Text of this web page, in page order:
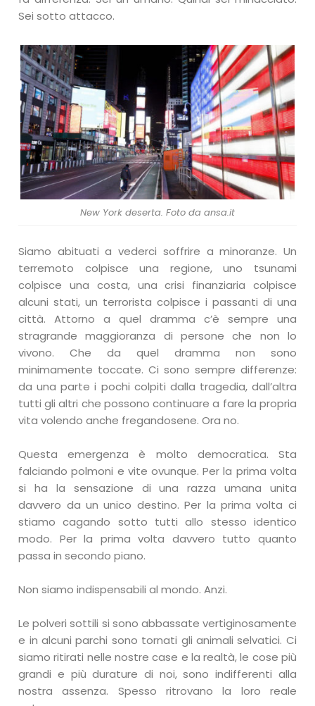
Sei sotto attacco.
New York deserta. Foto da ansa.it
Siamo abituati a vederci soffrire a minoranze. Un
terremoto colpisce una regione, uno tsunami
colpisce una costa, una crisi finanziaria colpisce
alcuni stati, un terrorista colpisce i passanti di una
città. Attorno a quel dramma c’è sempre una
stragrande maggioranza di persone che non lo
vivono. Che da quel dramma non sono
minimamente toccate. Ci sono sempre differenze:
da una parte i pochi colpiti dalla tragedia, dall’altra
tutti gli altri che possono continuare a fare la propria
vita volendo anche fregandosene. Ora no.
Questa emergenza è molto democratica. Sta
falciando polmoni e vite ovunque. Per la prima volta
si ha la sensazione di una razza umana unita
davvero da un unico destino. Per la prima volta ci
stiamo cagando sotto tutti allo stesso identico
modo. Per la prima volta davvero tutto quanto
passa in secondo piano.
Non siamo indispensabili al mondo. Anzi.
Le polveri sottili si sono abbassate vertiginosamente
e in alcuni parchi sono tornati gli animali selvatici. Ci
siamo ritirati nelle nostre case e la realtà, le cose più
grandi e più durature di noi, sono indifferenti alla
nostra assenza. Spesso ritrovano la loro reale